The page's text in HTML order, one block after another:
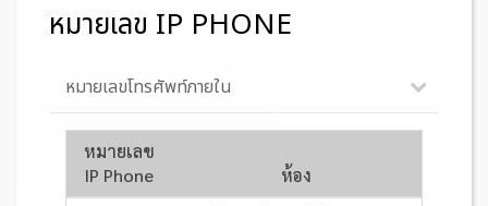
หมายเลข IP PHONE
หมายเลขโทรศัพท์ภายใน
หมายเลข
IP Phone
ห้อง